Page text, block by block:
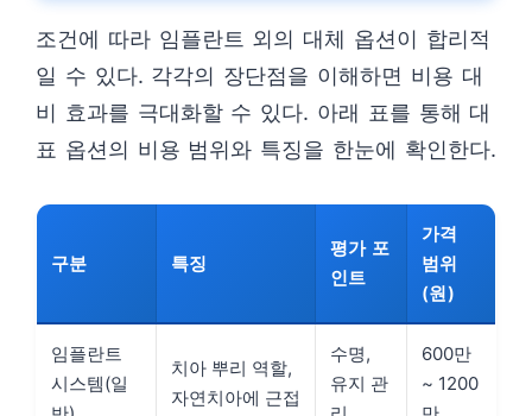
조건에 따라 임플란트 외의 대체 옵션이 합리적
일 수 있다. 각각의 장단점을 이해하면 비용 대
비 효과를 극대화할 수 있다. 아래 표를 통해 대
표 옵션의 비용 범위와 특징을 한눈에 확인한다.
구분 특징
평가 포
인트
가격
범위
(원)
임플란트
시스템(일
치아 뿌리 역할,
자연치아에 근접
수명,
유지 관
600만
~ 1200